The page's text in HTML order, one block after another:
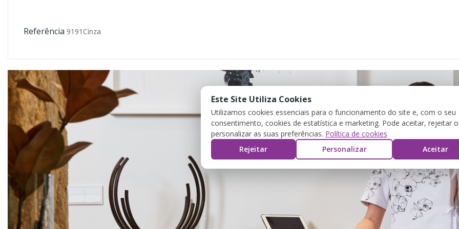
Referência 9191Cinza
Este Site Utiliza Cookies
Utilizamos cookies essenciais para o funcionamento do site e, com o seu
consentimento, cookies de estatística e marketing. Pode aceitar, rejeitar
personalizar as suas preferências. Política de cookies
Rejeitar
Personalizar Aceitar